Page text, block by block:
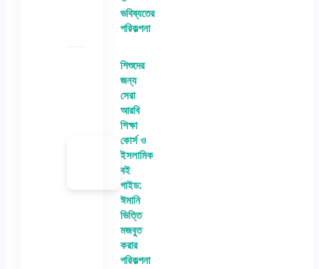
ভবিষ্যতের
পরিকল্পনা
শিশুদের
জন্য
সেরা
আরবি
শিক্ষা
কোর্স ও
ইসলামিক
বই
গাইড:
ঈমানি
ভিত্তি
মজবুত
করার
পরিকল্পনা